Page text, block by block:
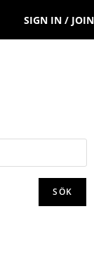
SIGN IN / JOIN
SÖK